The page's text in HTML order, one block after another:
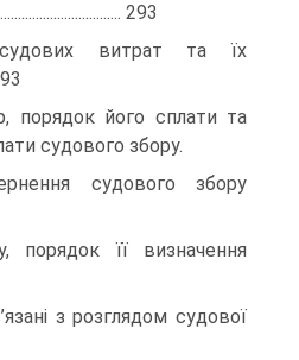
293
витрат та їх
порядок його сплати та
судового збору.
судового збору
порядок її визначення
з розглядом судової